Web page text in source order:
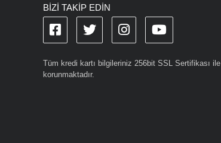
BİZİ TAKİP EDİN
Tüm kredi kartı bilgileriniz 256bit SSL Sertifikası ile
korunmaktadır.